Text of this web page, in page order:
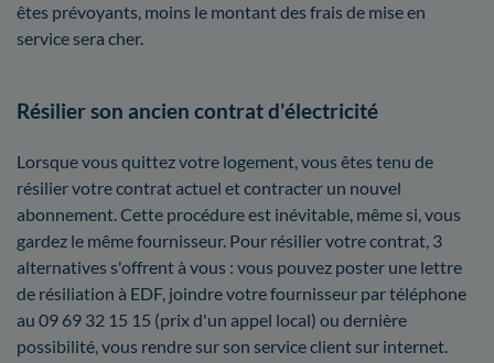
êtes prévoyants, moins le montant des frais de mise en
service sera cher.
Résilier son ancien contrat d'électricité
Lorsque vous quittez votre logement, vous êtes tenu de
résilier votre contrat actuel et contracter un nouvel
abonnement. Cette procédure est inévitable, même si, vous
gardez le même fournisseur. Pour résilier votre contrat, 3
alternatives s'offrent à vous : vous pouvez poster une lettre
de résiliation à EDF, joindre votre fournisseur par téléphone
au 09 69 32 15 15 (prix d'un appel local) ou dernière
possibilité, vous rendre sur son service client sur internet.